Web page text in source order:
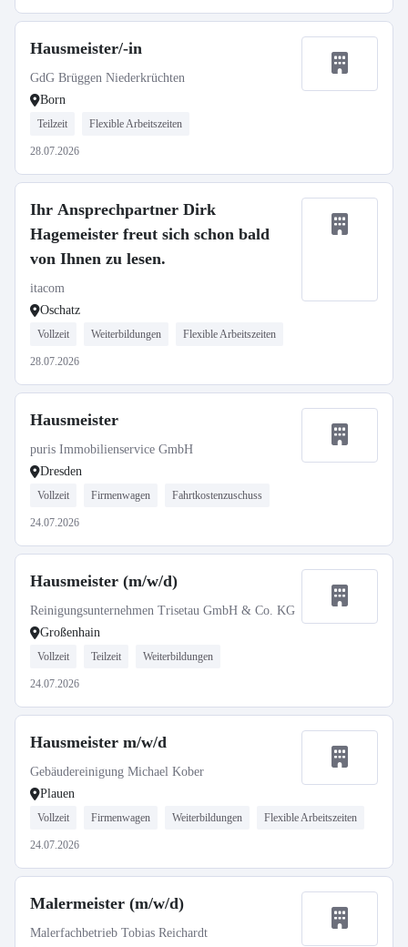
Hausmeister/-in
GdG Brüggen Niederkrüchten
Born
Teilzeit Flexible Arbeitszeiten
28.07.2026
Ihr Ansprechpartner Dirk
Hagemeister freut sich schon bald
von Ihnen zu lesen.
itacom
Oschatz
Vollzeit Weiterbildungen Flexible Arbeitszeiten
28.07.2026
Hausmeister
puris Immobilienservice GmbH
Dresden
Vollzeit Firmenwagen Fahrtkostenzuschuss
24.07.2026
Hausmeister (m/w/d)
Reinigungsunternehmen Trisetau GmbH & Co. KG
Großenhain
Vollzeit Teilzeit Weiterbildungen
24.07.2026
Hausmeister m/w/d
Gebäudereinigung Michael Kober
Plauen
Vollzeit Firmenwagen Weiterbildungen Flexible Arbeitszeiten
24.07.2026
Malermeister (m/w/d)
Malerfachbetrieb Tobias Reichardt